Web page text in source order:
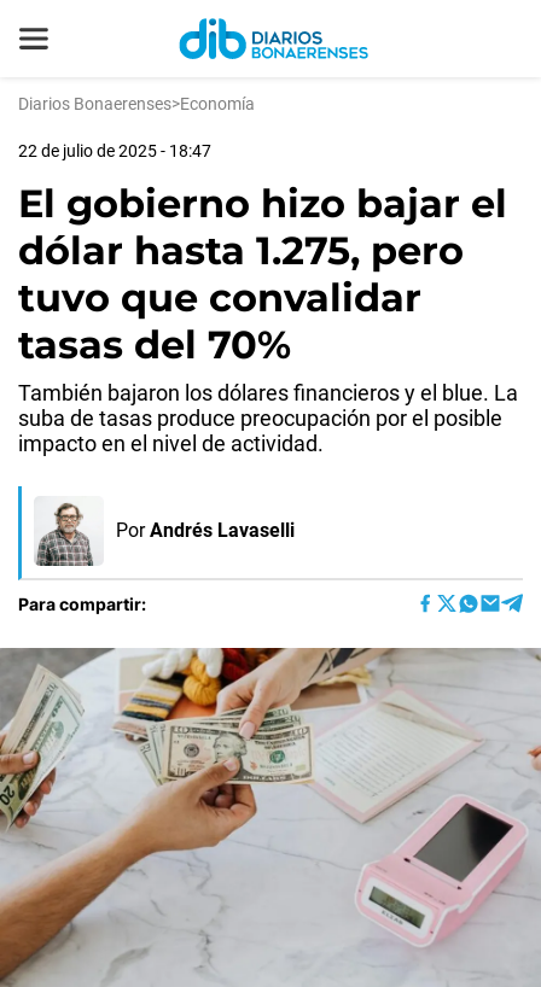
Diarios Bonaerenses>Economía
22 de julio de 2025 - 18:47
El gobierno hizo bajar el
dólar hasta 1.275, pero
tuvo que convalidar
tasas del 70%
También bajaron los dólares financieros y el blue. La
suba de tasas produce preocupación por el posible
impacto en el nivel de actividad.
Por Andrés Lavaselli
Para compartir: